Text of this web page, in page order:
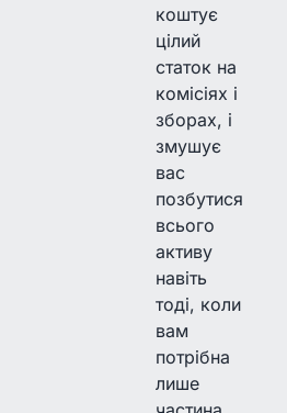
коштує
цілий
статок на
комісіях і
зборах, і
змушує
вас
позбутися
всього
активу
навіть
тоді, коли
вам
потрібна
лише